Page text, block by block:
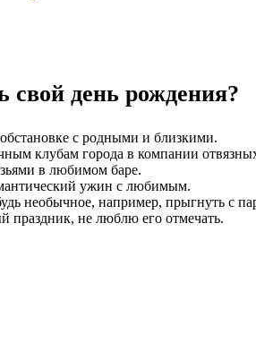
свой день рождения?
с родными и близкими.
клубам города в компании
в любимом баре.
ужин с любимым.
необычное, например, прыгнуть с
праздник, не люблю его отмечать.